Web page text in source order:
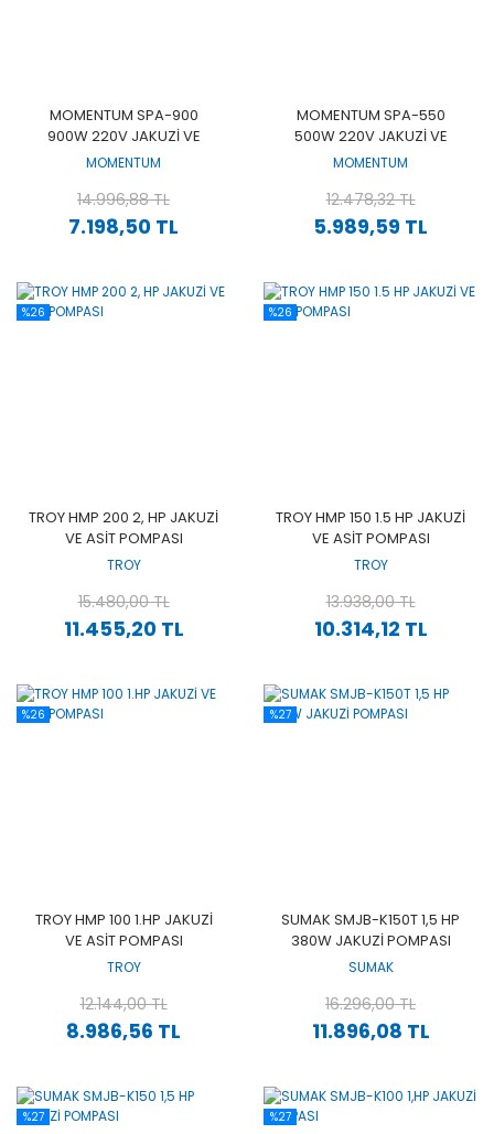
MOMENTUM SPA-900
900W 220V JAKUZI VE
KIMYASAL POMPA
MOMENTUM
7.198,50 TL
14.996,88 TL
MOMENTUM SPA-550
500W 220V JAKUZI VE
KIMYASAL POMPA
MOMENTUM
5.989,59 TL
12.478,32 TL
%26
TROY HMP 200 2, HP JAKUZİ
VE ASİT POMPASI
TROY
11.455,20 TL
15.480,00 TL
%26
TROY HMP 150 1.5 HP JAKUZİ
VE ASİT POMPASI
TROY
10.314,12 TL
13.938,00 TL
%26
TROY HMP 100 1.HP JAKUZİ
VE ASİT POMPASI
TROY
8.986,56 TL
12.144,00 TL
%27
SUMAK SMJB-K150T 1,5 HP
380W JAKUZİ POMPASI
SUMAK
11.896,08 TL
16.296,00 TL
%27 %27